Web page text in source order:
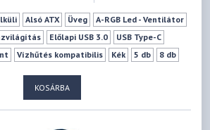
Alsó ATX Üveg
A-RGB Led - Ventilátor
Előlapi USB 3.0
USB Type-C
Vízhűtés kompatibilis Kék 5 db
8 db
KOSÁRBA